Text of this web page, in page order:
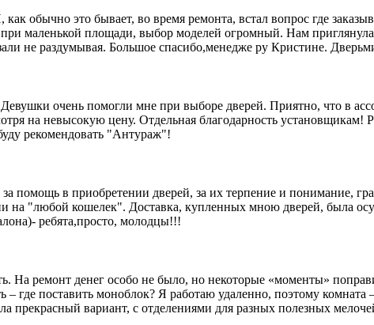
это бывает, во время ремонта, встал вопрос где
маленькой площади, выбор моделей огромный. Нам
не раздумывая. Большое спасибо,менедже ру Кристине.
очень помогли мне при выборе дверей. Приятно, что в
на невысокую цену. Отдельная благодарность установщикам!
рекомендовать "Антураж"!
помощь в приобретении дверей, за их терпение и понимание,
на "любой кошелек". Доставка, купленных мною дверей, была
ребята,просто, молодцы!!!
На ремонт денег особо не было, но некоторые «моменты»
поставить моноблок? Я работаю удаленно, поэтому комната
вариант, с отделениями для разных полезных